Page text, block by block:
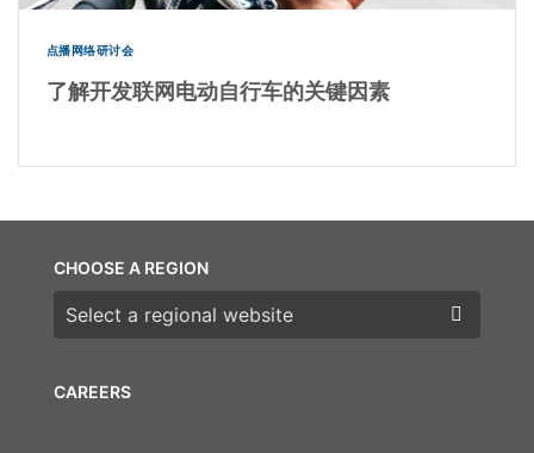
点播网络研讨会
了解开发联网电动自行车的关键因素
CAREERS
CHOOSE A REGION
Choose a region